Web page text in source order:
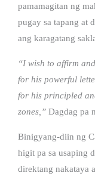
pamamagitan ng
pugay sa tapang at
ang karagatang
“I wish to affirm
for his powerful
for his principled
zones,” Dagdag pa
Binigyang-diin ng
higit pa sa usaping
direktang nakataya